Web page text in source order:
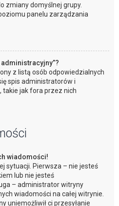
zmiany domyślnej grupy.
panelu zarządzania
administracyjny”?
z listą osób odpowiedzialnych
spis administratorów i
jak fora przez nich
wiadomości!
sytuacji. Pierwsza – nie jesteś
lub nie jesteś
– administrator witryny
wiadomości na całej witrynie.
uniemożliwił ci przesyłanie